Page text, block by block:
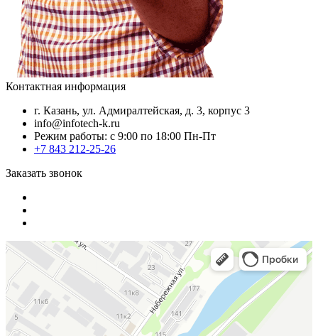
Контактная информация
г. Казань, ул. Адмиралтейская, д. 3, корпус 3
info@infotech-k.ru
Режим работы: с 9:00 по 18:00 Пн-Пт
+7 843 212-25-26
Заказать звонок